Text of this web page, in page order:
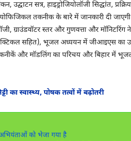
उद्घाटन सत्र, हाइड्रोजियोलॉजी सिद्धांत,
तकनीक के बारे में जानकारी दी
ग्राउंडवॉटर स्तर और गुणवत्ता और
सहित), भूजल अध्ययन में जीआइएस
और मॉडलिंग का परिचय और बिहार में भूजल
स्वास्थ्य, पोषक तत्वों में बढ़ोतरी
को भेजा गया है